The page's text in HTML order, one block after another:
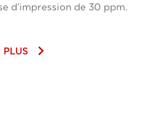
d’impression de 30 ppm.
PLUS keyboard_arrow_right